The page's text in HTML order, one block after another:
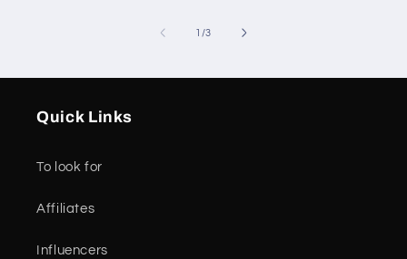
1 /of
3
Quick Links
To look for
Affiliates
Influencers